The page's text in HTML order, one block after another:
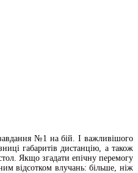
№1 на бій. І важливішого
габаритів дистанцію, а також
Якщо згадати епічну перемогу
відсотком влучань: більше, ніж